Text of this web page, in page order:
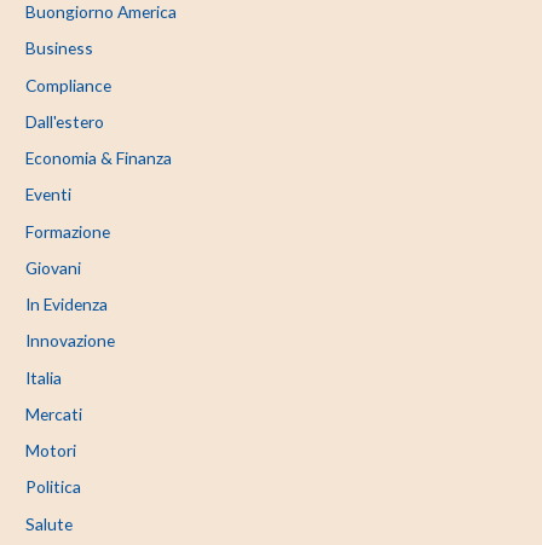
Buongiorno America
Business
Compliance
Dall'estero
Economia & Finanza
Eventi
Formazione
Giovani
In Evidenza
Innovazione
Italia
Mercati
Motori
Politica
Salute